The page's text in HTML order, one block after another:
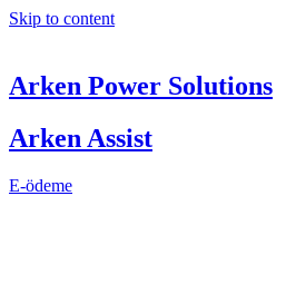
Skip to content
Arken Power Solutions
Arken Assist
E-ödeme